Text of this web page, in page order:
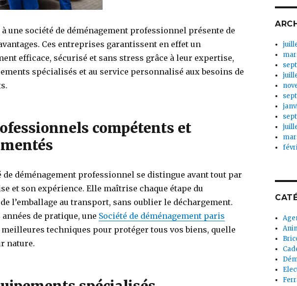
une société de déménagement professionnel présente de
Ces entreprises garantissent en effet un
efficace, sécurisé et sans stress grâce à leur expertise,
spécialisés et au service personnalisé aux besoins de
compétents et
de déménagement professionnel se distingue avant tout par
et son expérience. Elle maîtrise chaque étape du
l’emballage au transport, sans oublier le déchargement.
années de pratique, une Société de déménagement paris
techniques pour protéger tous vos biens, quelle
nature.